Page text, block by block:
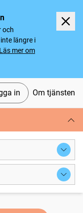
och
längre i
Läs mer om
in Om tjänsten